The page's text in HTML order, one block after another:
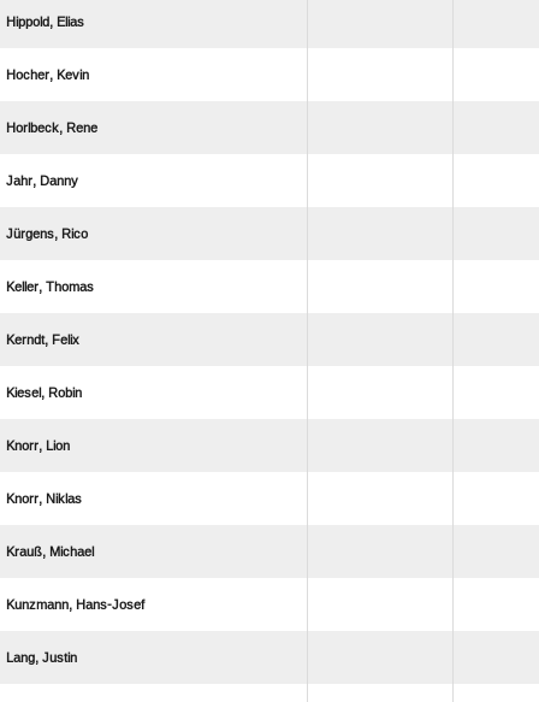
 
 
 
 
 
 
 
 
 
 
 
 
 